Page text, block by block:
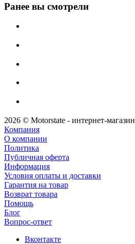
Ранее вы смотрели
2026 © Motorstate - интернет-магазин
Компания
О компании
Политика
Публичная оферта
Информация
Условия оплаты и доставки
Гарантия на товар
Возврат товара
Помощь
Блог
Вопрос-ответ
Вконтакте